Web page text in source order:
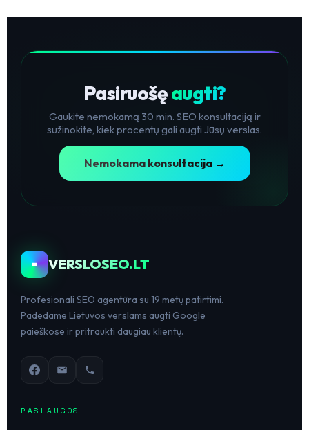
Pasiruošęaugti?
Gaukite nemokamą 30 min. SEO konsultaciją ir
sužinokite, kiek procentų gali augti Jūsų verslas.
Nemokama konsultacija →
VERSLOSEO.LT
Profesionali SEO agentūra su 19 metų patirtimi.
Padedame Lietuvos verslams augti Google
paieškose ir pritraukti daugiau klientų.
PASLAUGOS